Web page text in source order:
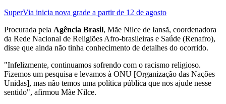
SuperVia inicia nova grade a partir de 12 de agosto
Procurada pela Agência Brasil, Mãe Nilce de Iansã, coordenadora
da Rede Nacional de Religiões Afro-brasileiras e Saúde (Renafro),
disse que ainda não tinha conhecimento de detalhes do ocorrido.
"Infelizmente, continuamos sofrendo com o racismo religioso.
Fizemos um pesquisa e levamos à ONU [Organização das Nações
Unidas], mas não temos uma política pública que nos ajude nesse
sentido", afirmou Mãe Nilce.